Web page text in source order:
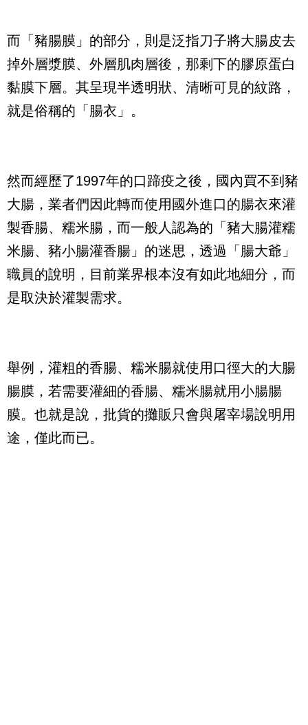
而「豬腸膜」的部分，則是泛指刀子將大腸皮去
掉外層漿膜、外層肌肉層後，那剩下的膠原蛋白
黏膜下層。其呈現半透明狀、清晰可見的紋路，
就是俗稱的「腸衣」。
然而經歷了1997年的口蹄疫之後，國內買不到豬
大腸，業者們因此轉而使用國外進口的腸衣來灌
製香腸、糯米腸，而一般人認為的「豬大腸灌糯
米腸、豬小腸灌香腸」的迷思，透過「腸大爺」
職員的說明，目前業界根本沒有如此地細分，而
是取決於灌製需求。
舉例，灌粗的香腸、糯米腸就使用口徑大的大腸
腸膜，若需要灌細的香腸、糯米腸就用小腸腸
膜。也就是說，批貨的攤販只會與屠宰場說明用
途，僅此而已。